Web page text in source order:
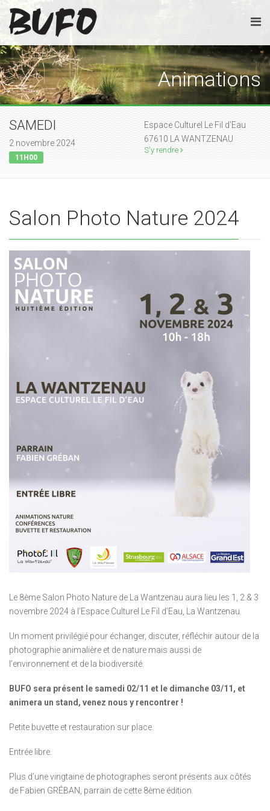
Animations
SAMEDI
2 novembre 2024
11H00
Espace Culturel Le Fil d'Eau
67610 LA WANTZENAU
S'y rendre
Salon Photo Nature 2024
Le 8ème Salon Photo Nature de La Wantzenau aura lieu les 1, 2 & 3
novembre 2024 à l’Espace Culturel Le Fil d’Eau, La Wantzenau.
Un moment privilégié pour échanger, discuter, réfléchir autour de la
photographie animalière et de nature mais aussi de
l’environnement et de la biodiversité.
BUFO sera présent le samedi 02/11 et le dimanche 03/11, et
animera un stand, venez nous y rencontrer !
Petite buvette et restauration sur place.
Entrée libre.
Plus d’une vingtaine de photographes seront présents aux côtés
de Fabien GRÉBAN, parrain de cette 8ème édition.